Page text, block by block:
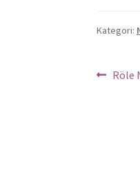
Kategori:
Yazı
Röle